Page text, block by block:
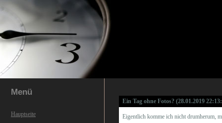
Menü
Hauptseite
Ein Tag ohne Fotos? (28.01.2019
Eigentlich komme ich nicht drumherum,